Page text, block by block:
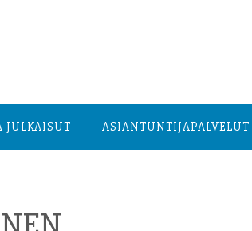
JULKAISUT ASIANTUNTIJA­PALVELUT